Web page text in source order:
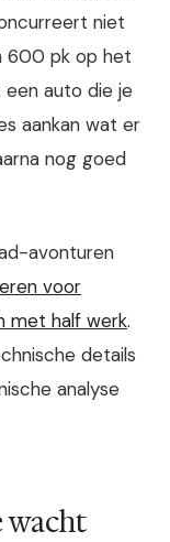
niet
600 pk op het
auto die je
aankan wat er
nog goed
avonturen
voor
met half werk.
details
analyse
wacht